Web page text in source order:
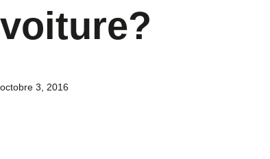
voiture?
octobre 3, 2016